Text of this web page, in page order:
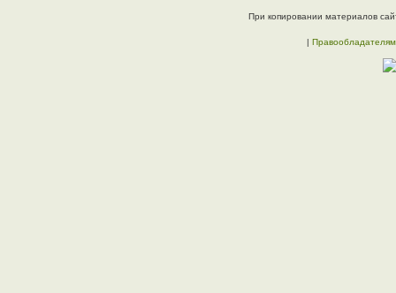
При копировании материалов
| Правообладателям